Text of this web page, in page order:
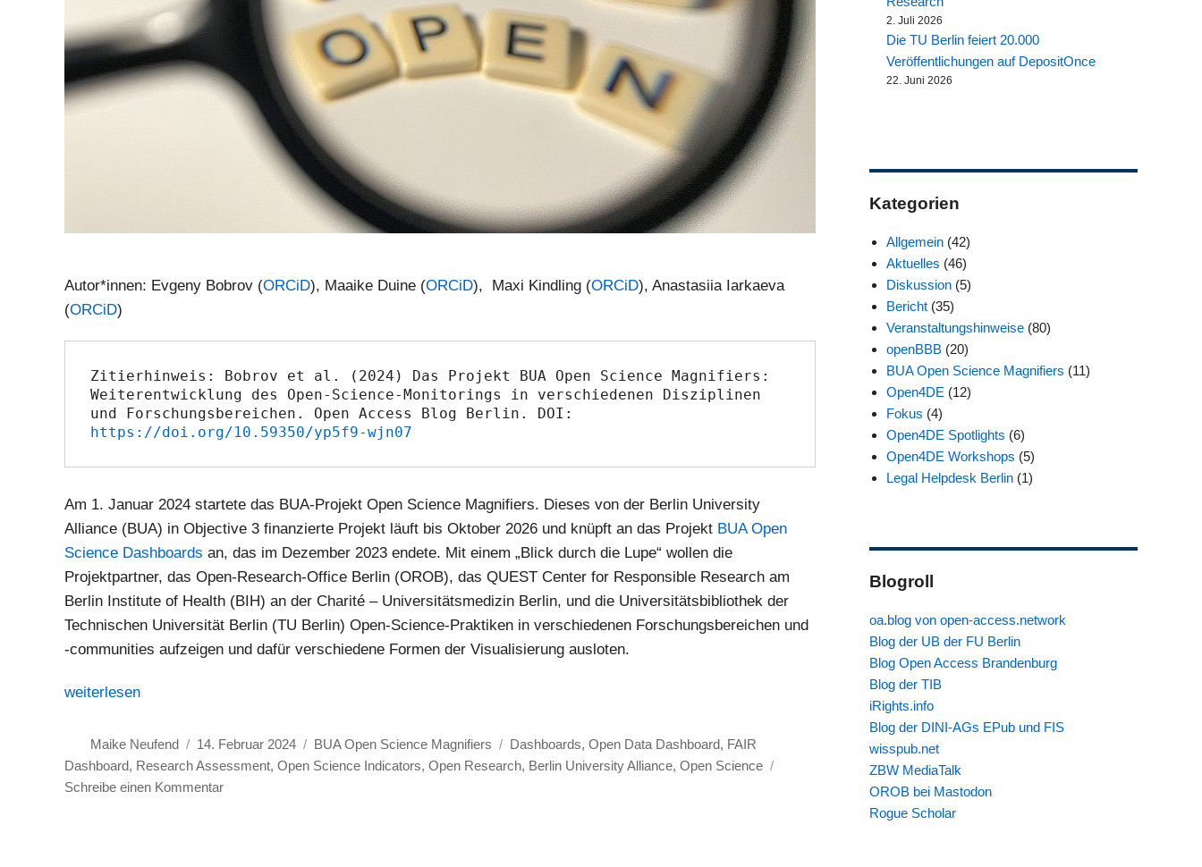
Autor*innen: Evgeny Bobrov (ORCiD), Maaike Duine (ORCiD), Maxi Kindling (ORCiD), Anastasiia Iarkaeva
(ORCiD)
Zitierhinweis: Bobrov et al. (2024) Das Projekt BUA Open Science Magnifiers:
Weiterentwicklung des Open-Science-Monitorings in verschiedenen Disziplinen
https://doi.org/10.59350/yp5f9-wjn07
Am 1. Januar 2024 startete das BUA-Projekt Open Science Magnifiers. Dieses von der Berlin University
Alliance (BUA) in Objective 3 finanzierte Projekt läuft bis Oktober 2026 und knüpft an das Projekt BUA Open
Science Dashboards an, das im Dezember 2023 endete. Mit einem „Blick durch die Lupe“ wollen die
Projektpartner, das Open-Research-Office Berlin (OROB), das QUEST Center for Responsible Research am
Berlin Institute of Health (BIH) an der Charité – Universitätsmedizin Berlin, und die Universitätsbibliothek der
Technischen Universität Berlin (TU Berlin) Open-Science-Praktiken in verschiedenen Forschungsbereichen und
-communities aufzeigen und dafür verschiedene Formen der Visualisierung ausloten.
„Das Projekt BUA Open Science Magnifiers: Weiterentwicklung des Open-Science-Monitorings in verschiedenen Disziplinen und Forschungsbereichen“
weiterlesen
Autor
Maike Neufend
Veröffentlicht
am
14. Februar 2024 Kategorien
BUA Open Science Magnifiers Schlagwörter
Dashboards,Open Data Dashboard, FAIR
Dashboard, Research Assessment, Open Science Indicators, Open Research, Berlin University Alliance, Open Science
Schreibe einen Kommentarzu
2. Juli 2026
Die TU Berlin feiert 20.000
Veröffentlichungen auf DepositOnce
22. Juni 2026
Kategorien
Allgemein(42)
Aktuelles (46)
Diskussion(5)
Bericht(35)
Veranstaltungshinweise(80)
openBBB(20)
BUA Open Science Magnifiers (11)
Open4DE (12)
Fokus (4)
Open4DE Spotlights (6)
Open4DE Workshops (5)
Legal Helpdesk Berlin(1)
Blogroll
oa.blog von open-access.network
Blog der UB der FU Berlin
Blog Open Access Brandenburg
Blog der TIB
iRights.info
Blog der DINI-AGs EPub und FIS
wisspub.net
ZBW MediaTalk
OROB bei Mastodon
Rogue Scholar